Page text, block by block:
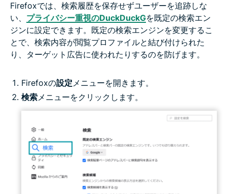
Firefoxでは、検索履歴を保存せずユーザーを追跡しな
い、 プライバシー重視のDuckDuckGを既定の検索エン
ジンに設定できます。既定の検索エンジンを変更するこ
とで、検索内容が閲覧プロファイルと結び付けられた
り、ターゲット広告に使われたりするのを防げます。
Firefoxの設定メニューを開きます。
検索メニューをクリックします。